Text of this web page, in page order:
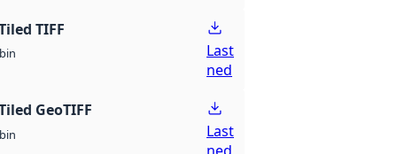
TIFF
bin
Last
ned
GeoTIFF
bin
Last